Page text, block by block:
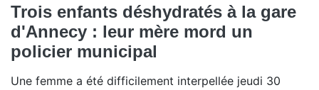
Trois enfants déshydratés à la gare
d'Annecy : leur mère mord un
policier municipal
Une femme a été difficilement interpellée jeudi 30